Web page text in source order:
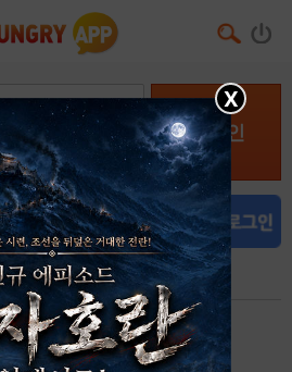
로그인
번호 찾기 회원가입
X